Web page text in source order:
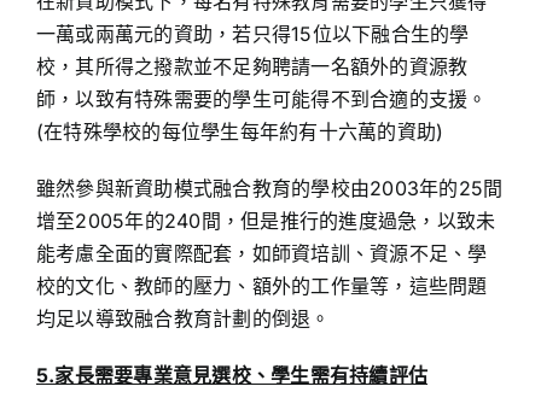
一萬或兩萬元的資助，若只得15位以下融合生的學
校，其所得之撥款並不足夠聘請一名額外的資源教
師，以致有特殊需要的學生可能得不到合適的支援。
(在特殊學校的每位學生每年約有十六萬的資助)
雖然參與新資助模式融合教育的學校由2003年的25間
增至2005年的240間，但是推行的進度過急，以致未
能考慮全面的實際配套，如師資培訓、資源不足、學
校的文化、教師的壓力、額外的工作量等，這些問題
均足以導致融合教育計劃的倒退。
5.家長需要專業意見選校、學生需有持續評估